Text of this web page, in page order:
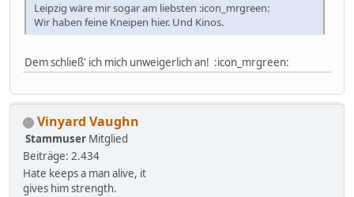
Leipzig wäre mir sogar am liebsten :icon_mrgreen:
Wir haben feine Kneipen hier. Und Kinos.
Dem schließ' ich mich unweigerlich an! :icon_mrgreen:
Vinyard Vaughn
Stammuser Mitglied
Beiträge: 2.434
Hate keeps a man alive, it
gives him strength.